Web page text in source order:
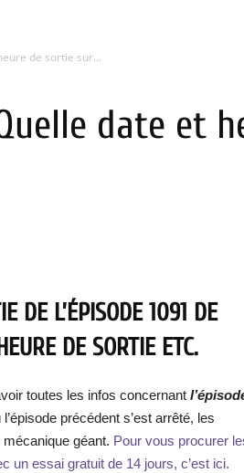
de sortie sur...
date et
DE L’ÉPISODE 1091 DE
DE SORTIE ETC.
toutes les infos concernant
précédent s’est arrêté, les
géant. Pour vous procurer
un essai gratuit de 14 jours, c’est ici.